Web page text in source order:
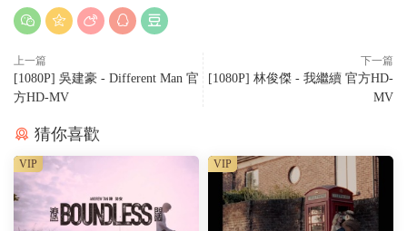
上一篇
[1080P] 吳建豪 - Different Man 官
方HD-MV
下一篇
[1080P] 林俊傑 - 我繼續 官方HD-
MV
猜你喜歡
VIP VIP